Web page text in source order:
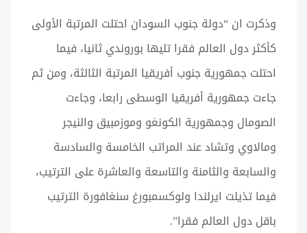
وذكرت ان “دولة جنوب السودان احتلت المرتبة الأولى
كأكثر دول العالم فقرا تليها بوروندي ثانيا، فيما
احتلت جمهورية جنوب أفريقيا المرتبة الثالثة، ومن ثم
جاءت جمهورية أفريقيا الوسطى رابعا، وجاءت
الصومال وجمهورية الكونغو وموزمبيق والنيجر
ومالاوي وتشاد عند المراتب الخامسة والسادسة
والسابعة والثامنة والتاسعة والعاشرة على الترتيب،
فيما تذيلت ايرلندا ولوكسمبورغ سنغافورة الترتيب
باقل دول العالم فقرا”.